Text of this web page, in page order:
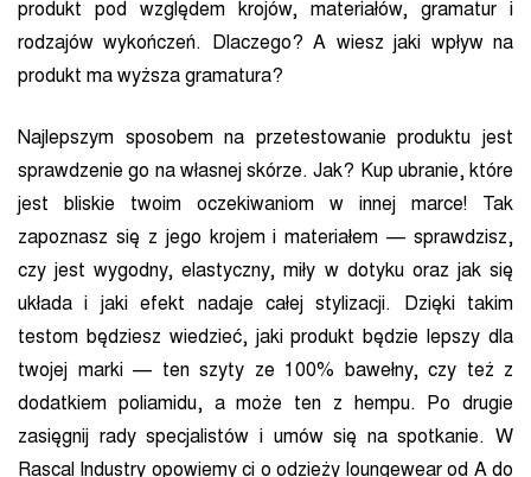
produkt pod względem krojów, materiałów, gramatur i
rodzajów wykończeń. Dlaczego? A wiesz jaki wpływ na
produkt ma wyższa gramatura?
Najlepszym sposobem na przetestowanie produktu jest
sprawdzenie go na własnej skórze. Jak? Kup ubranie, które
jest bliskie twoim oczekiwaniom w innej marce! Tak
zapoznasz się z jego krojem i materiałem — sprawdzisz,
czy jest wygodny, elastyczny, miły w dotyku oraz jak się
układa i jaki efekt nadaje całej stylizacji. Dzięki takim
testom będziesz wiedzieć, jaki produkt będzie lepszy dla
twojej marki — ten szyty ze 100% bawełny, czy też z
dodatkiem poliamidu, a może ten z hempu. Po drugie
zasięgnij rady specjalistów i umów się na spotkanie. W
Rascal Industry opowiemy ci o odzieży loungewear od A do